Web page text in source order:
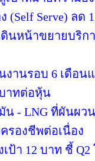
(Self Serve) ลด
นหน้าขยายบริก
านรอบ 6 เดือน
าทต่อหุ้น
- LNG ที่ผันผว
รองชีพต่อเนื่อง
เป้า 12 บาท ชี้